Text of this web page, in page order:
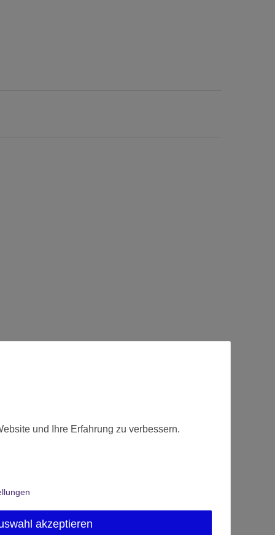
und Ihre Erfahrung zu verbessern.
akzeptieren